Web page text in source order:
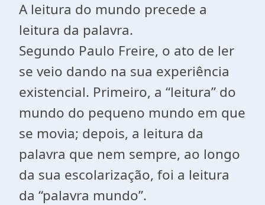
A leitura do mundo precede a
leitura da palavra.
Segundo Paulo Freire, o ato de ler
se veio dando na sua experiência
existencial. Primeiro, a “leitura” do
mundo do pequeno mundo em que
se movia; depois, a leitura da
palavra que nem sempre, ao longo
da sua escolarização, foi a leitura
da “palavra mundo”.